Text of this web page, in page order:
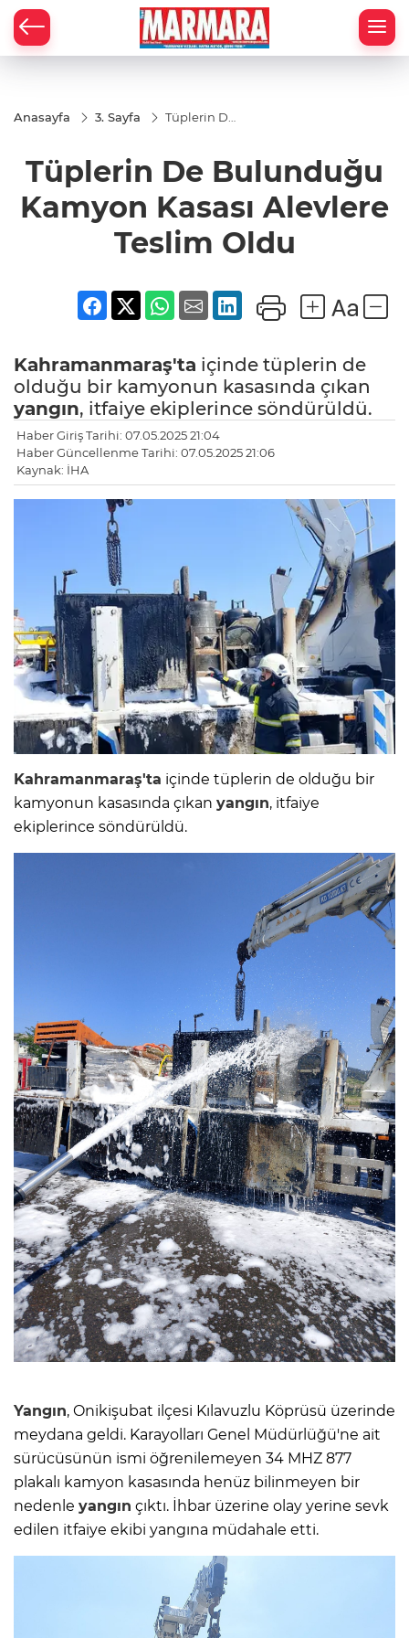
Anasayfa 3. Sayfa
Tüplerin De
Kasası
Alevlere
Oldu
Tüplerin De Bulunduğu
Kamyon Kasası Alevlere
Teslim Oldu
Kahramanmaraş'ta içinde tüplerin de
olduğu bir kamyonun kasasında çıkan
yangın, itfaiye ekiplerince söndürüldü.
Haber Giriş Tarihi: 07.05.2025 21:04
Haber Güncellenme Tarihi: 07.05.2025 21:06
Kaynak: İHA
Kahramanmaraş'ta içinde tüplerin de olduğu bir
kamyonun kasasında çıkan yangın, itfaiye
ekiplerince söndürüldü.
Yangın, Onikişubat ilçesi Kılavuzlu Köprüsü üzerinde
meydana geldi. Karayolları Genel Müdürlüğü'ne ait
sürücüsünün ismi öğrenilemeyen 34 MHZ 877
plakalı kamyon kasasında henüz bilinmeyen bir
nedenle yangın çıktı. İhbar üzerine olay yerine sevk
edilen itfaiye ekibi yangına müdahale etti.